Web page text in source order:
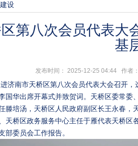
设
第八次会员代表大
基
发布时间： 2025-12-25 04:44 作者
济南市天桥区第八次会员代表大会召开
国华出席开幕式并致贺词。天桥区委常
滕培汤，天桥区人民政府副区长王永春
天桥区政务服务中心主任于雁代表天桥
部委员会工作报告。